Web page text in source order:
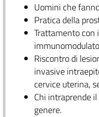
Uomini che
Pratica della
Trattamento con
Riscontro di
invasive
cervice uterina,
Chi intraprende
genere.